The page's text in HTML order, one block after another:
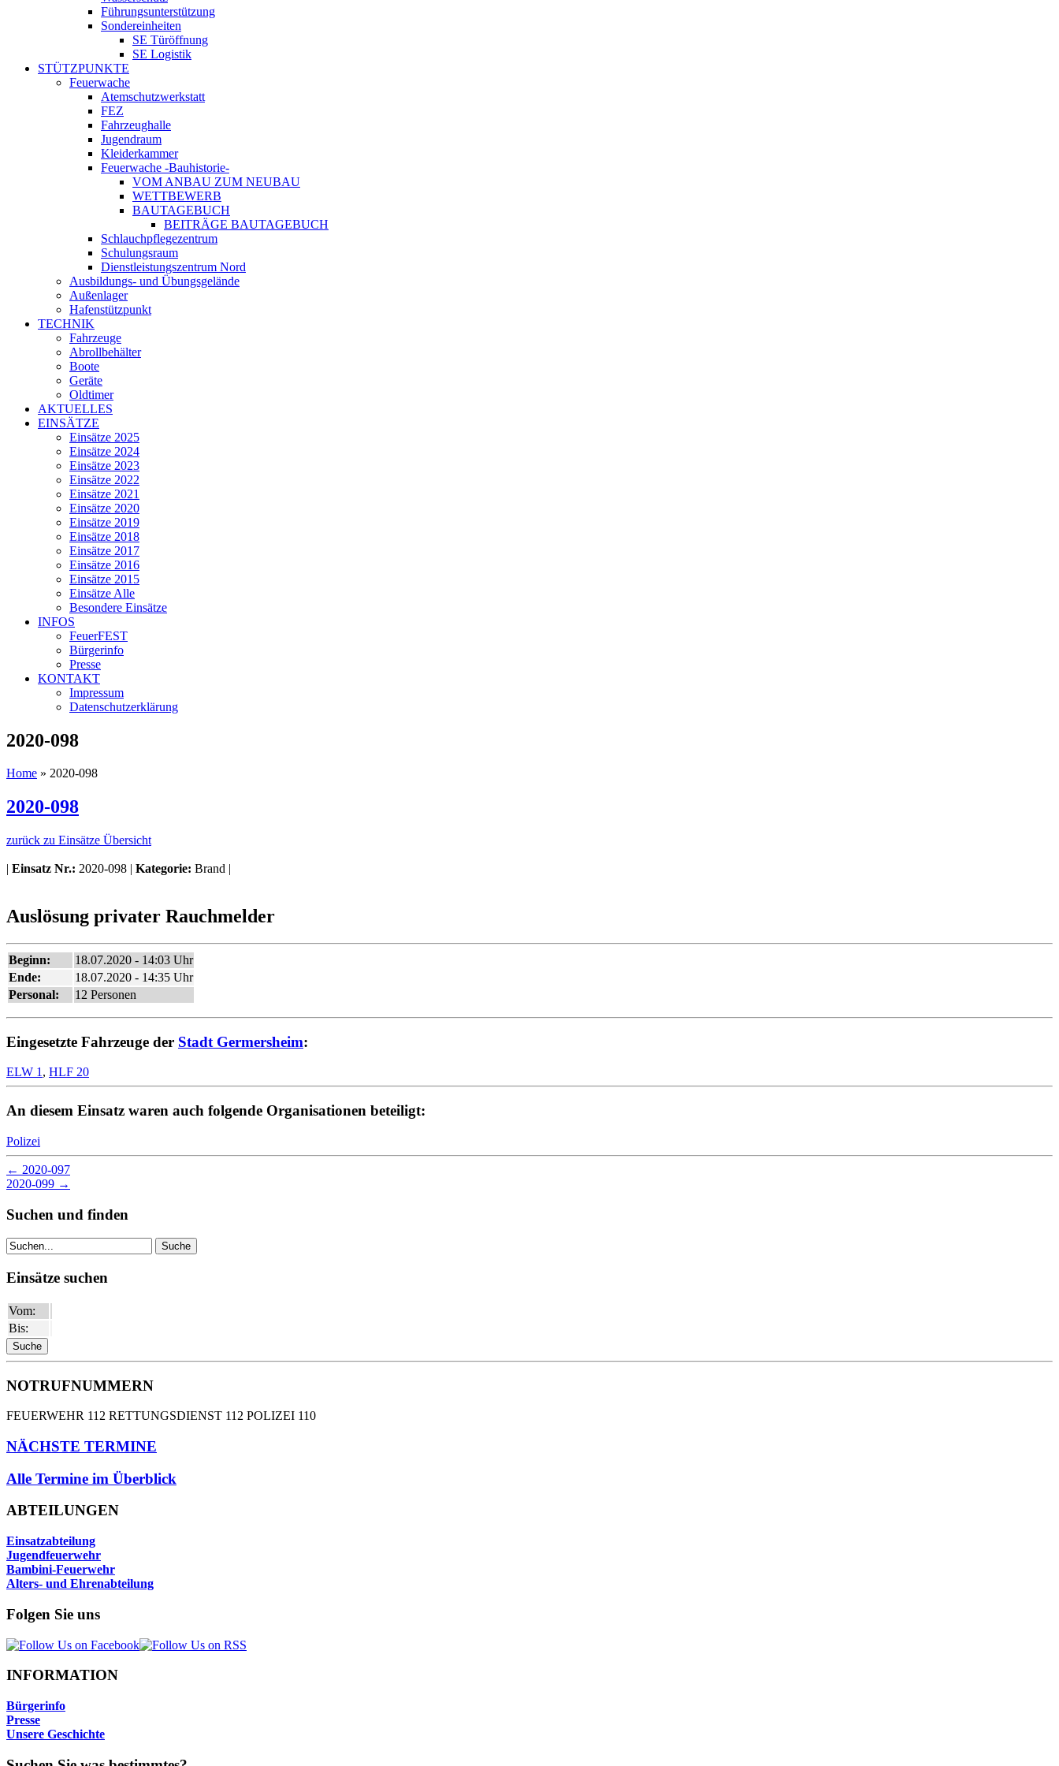
Führungsunterstützung
Sondereinheiten
SE Türöffnung
SE Logistik
STÜTZPUNKTE
Feuerwache
Atemschutzwerkstatt
FEZ
Fahrzeughalle
Jugendraum
Kleiderkammer
Feuerwache -Bauhistorie-
VOM ANBAU ZUM NEUBAU
WETTBEWERB
BAUTAGEBUCH
BEITRÄGE BAUTAGEBUCH
Schlauchpflegezentrum
Schulungsraum
Dienstleistungszentrum Nord
Ausbildungs- und Übungsgelände
Außenlager
Hafenstützpunkt
TECHNIK
Fahrzeuge
Abrollbehälter
Boote
Geräte
Oldtimer
AKTUELLES
EINSÄTZE
Einsätze 2025
Einsätze 2024
Einsätze 2023
Einsätze 2022
Einsätze 2021
Einsätze 2020
Einsätze 2019
Einsätze 2018
Einsätze 2017
Einsätze 2016
Einsätze 2015
Einsätze Alle
Besondere Einsätze
INFOS
FeuerFEST
Bürgerinfo
Presse
KONTAKT
Impressum
Datenschutzerklärung
2020-098
Home » 2020-098
2020-098
zurück zu Einsätze Übersicht
| Einsatz Nr.: 2020-098 | Kategorie: Brand |
Auslösung privater Rauchmelder
Beginn:
18.07.2020 - 14:03 Uhr
Ende:
18.07.2020 - 14:35 Uhr
Personal:
12 Personen
Eingesetzte Fahrzeuge der Stadt Germersheim:
ELW 1, HLF 20
An diesem Einsatz waren auch folgende Organisationen beteiligt:
Polizei
← 2020-097
2020-099 →
Suchen und finden
Suche
Einsätze suchen
Vom:
Bis:
NOTRUFNUMMERN
FEUERWEHR 112 RETTUNGSDIENST 112 POLIZEI 110
NÄCHSTE TERMINE
Alle Termine im Überblick
ABTEILUNGEN
Einsatzabteilung
Jugendfeuerwehr
Bambini-Feuerwehr
Alters- und Ehrenabteilung
Folgen Sie uns
INFORMATION
Bürgerinfo
Presse
Unsere Geschichte